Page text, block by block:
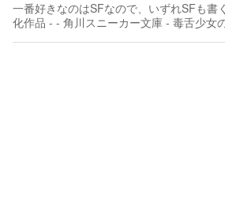
一番好きなのはSFなので、いずれSFも書くか
化作品 - - 角川スニーカー文庫 - 毒舌少女